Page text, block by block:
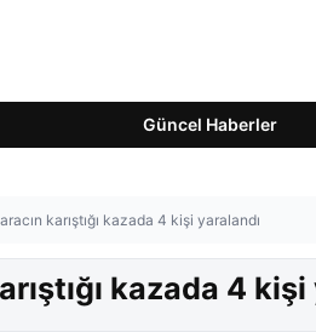
Güncel Haberler
karıştığı kazada 4 kişi yaralandı
kazada 4